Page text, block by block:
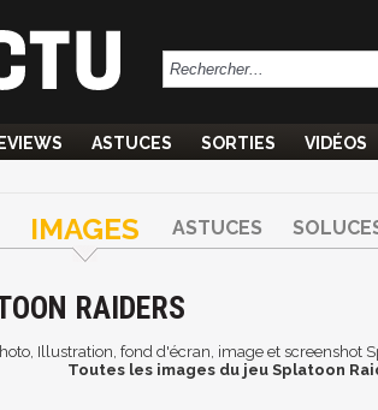
ASTUCES SORTIES VIDÉOS
IMAGES ASTUCES
RAIDERS
Illustration, fond d'écran, image et screenshot
Toutes les images du jeu Splatoon